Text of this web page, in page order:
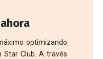
optimizando
Star Club. A través